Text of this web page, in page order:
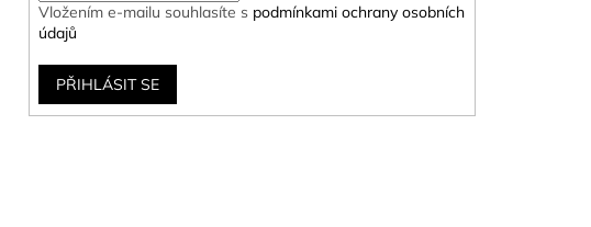
Vložením e-mailu souhlasíte s podmínkami ochrany osobních
údajů
PŘIHLÁSIT SE